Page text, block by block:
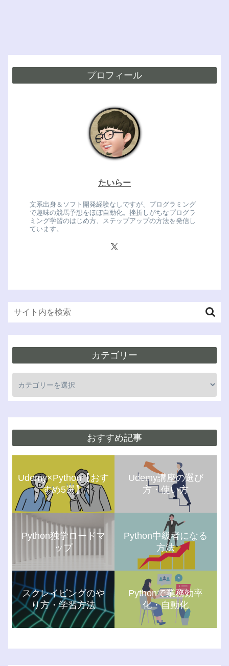
プロフィール
たいらー
文系出身＆ソフト開発経験なしですが、プログラミング
で趣味の競馬予想をほぼ自動化。挫折しがちなプログラ
ミング学習のはじめ方、ステップアップの方法を発信し
ています。
カテゴリー
おすすめ記事
Udemy×Python【おす
すめ5選】
Udemy講座の選び
方・使い方
Python独学ロードマ
ップ
Python中級者になる
方法
スクレイピングのや
り方・学習方法
Pythonで業務効率
化・自動化